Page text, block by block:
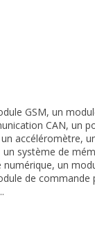
GSM, un
CAN, un
accéléromètre,
système de
un
de